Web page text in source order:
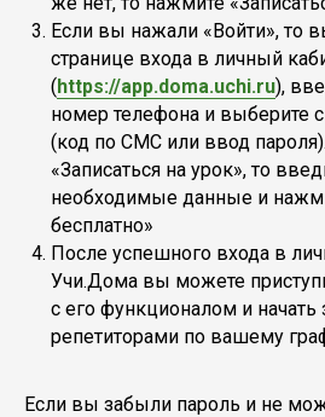
Если вы нажали «Войти», то
странице входа в личный
(https://app.doma.uchi.ru),
номер телефона и выберите
(код по СМС или ввод
«Записаться на урок», то
необходимые данные и
бесплатно»
После успешного входа в
Учи.Дома вы можете
с его функционалом и начать
репетиторами по вашему
Если вы забыли пароль и не